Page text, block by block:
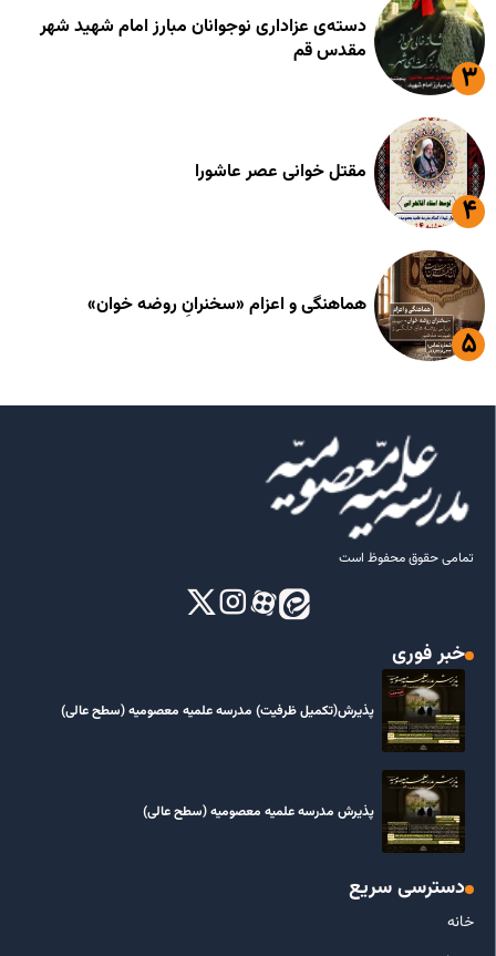
دسته‌ی عزاداری نوجوانان مبارز امام شهید شهر
مقدس قم
مقتل خوانی عصر عاشورا
هماهنگی و اعزام «سخنرانِ روضه خوان»
تمامی حقوق محفوظ است
خبر فوری
پذیرش(تکمیل ظرفیت) مدرسه علمیه معصومیه‌ (سطح عالی)
پذیرش مدرسه علمیه معصومیه‌ (سطح عالی)
دسترسی سریع
خانه